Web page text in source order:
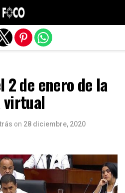
2 de enero de la
virtual
on 28 diciembre, 2020
versión móvil